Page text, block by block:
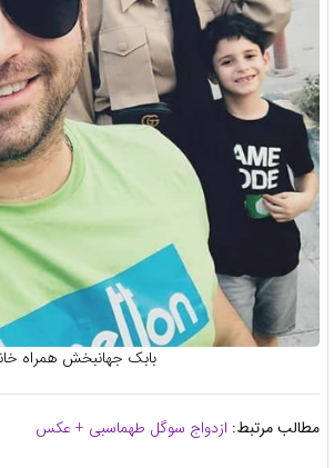
بابک جهانبخش همراه خانواده
مرتبط:ازدواج سوگل طهماسبی + عکس